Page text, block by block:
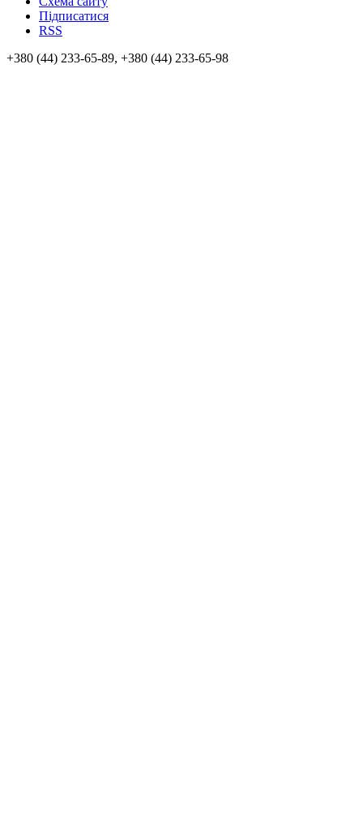
Підписатися
RSS
+380 (44) 233-65-89, +380 (44) 233-65-98